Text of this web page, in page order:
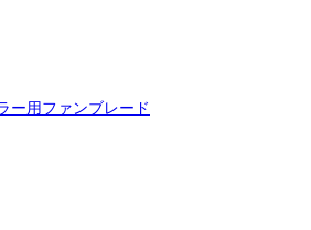
ー用ファンブレード